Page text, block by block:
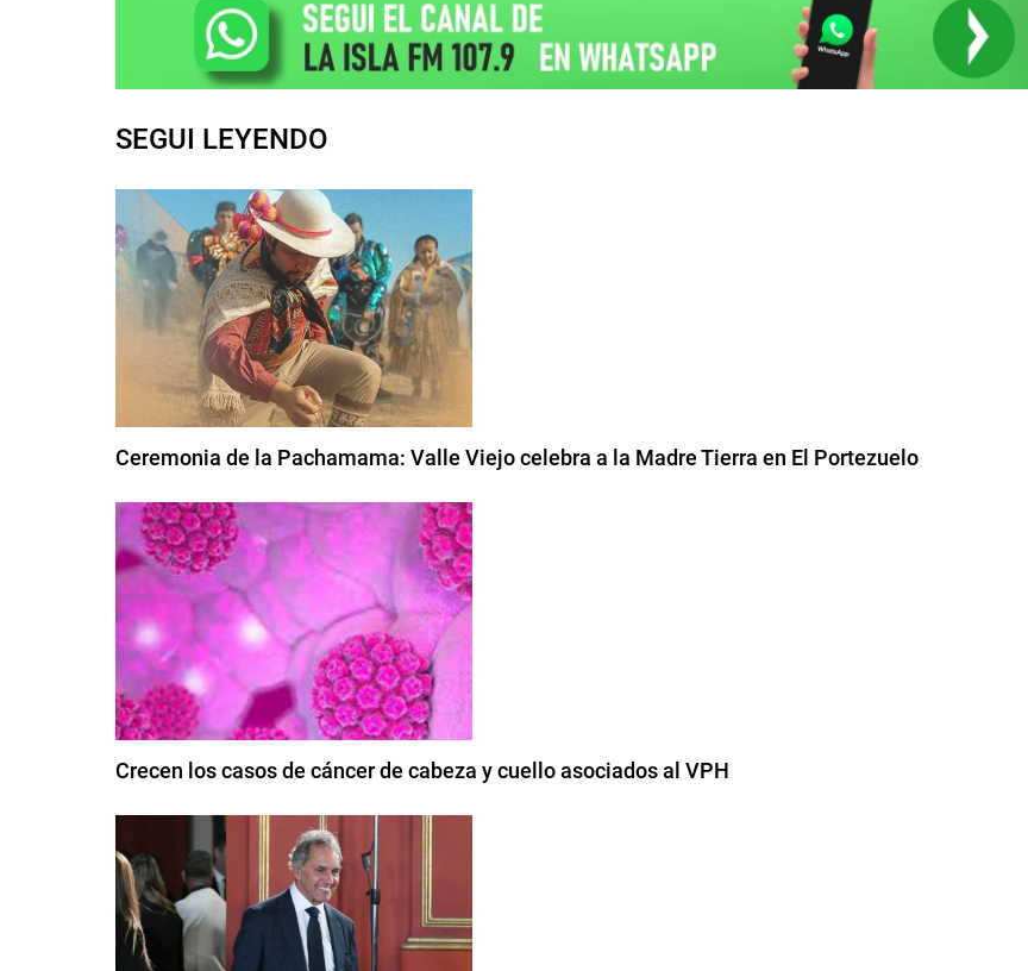
SEGUI LEYENDO
Ceremonia de la Pachamama: Valle Viejo celebra a la Madre Tierra en El Portezuelo
Crecen los casos de cáncer de cabeza y cuello asociados al VPH